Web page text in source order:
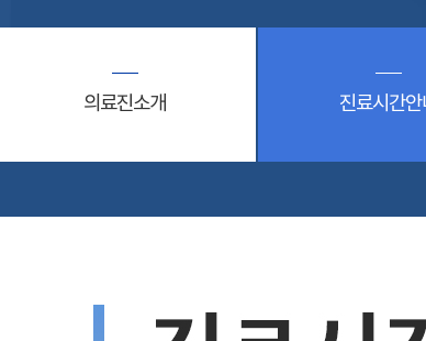
의료진소개 진료시간안